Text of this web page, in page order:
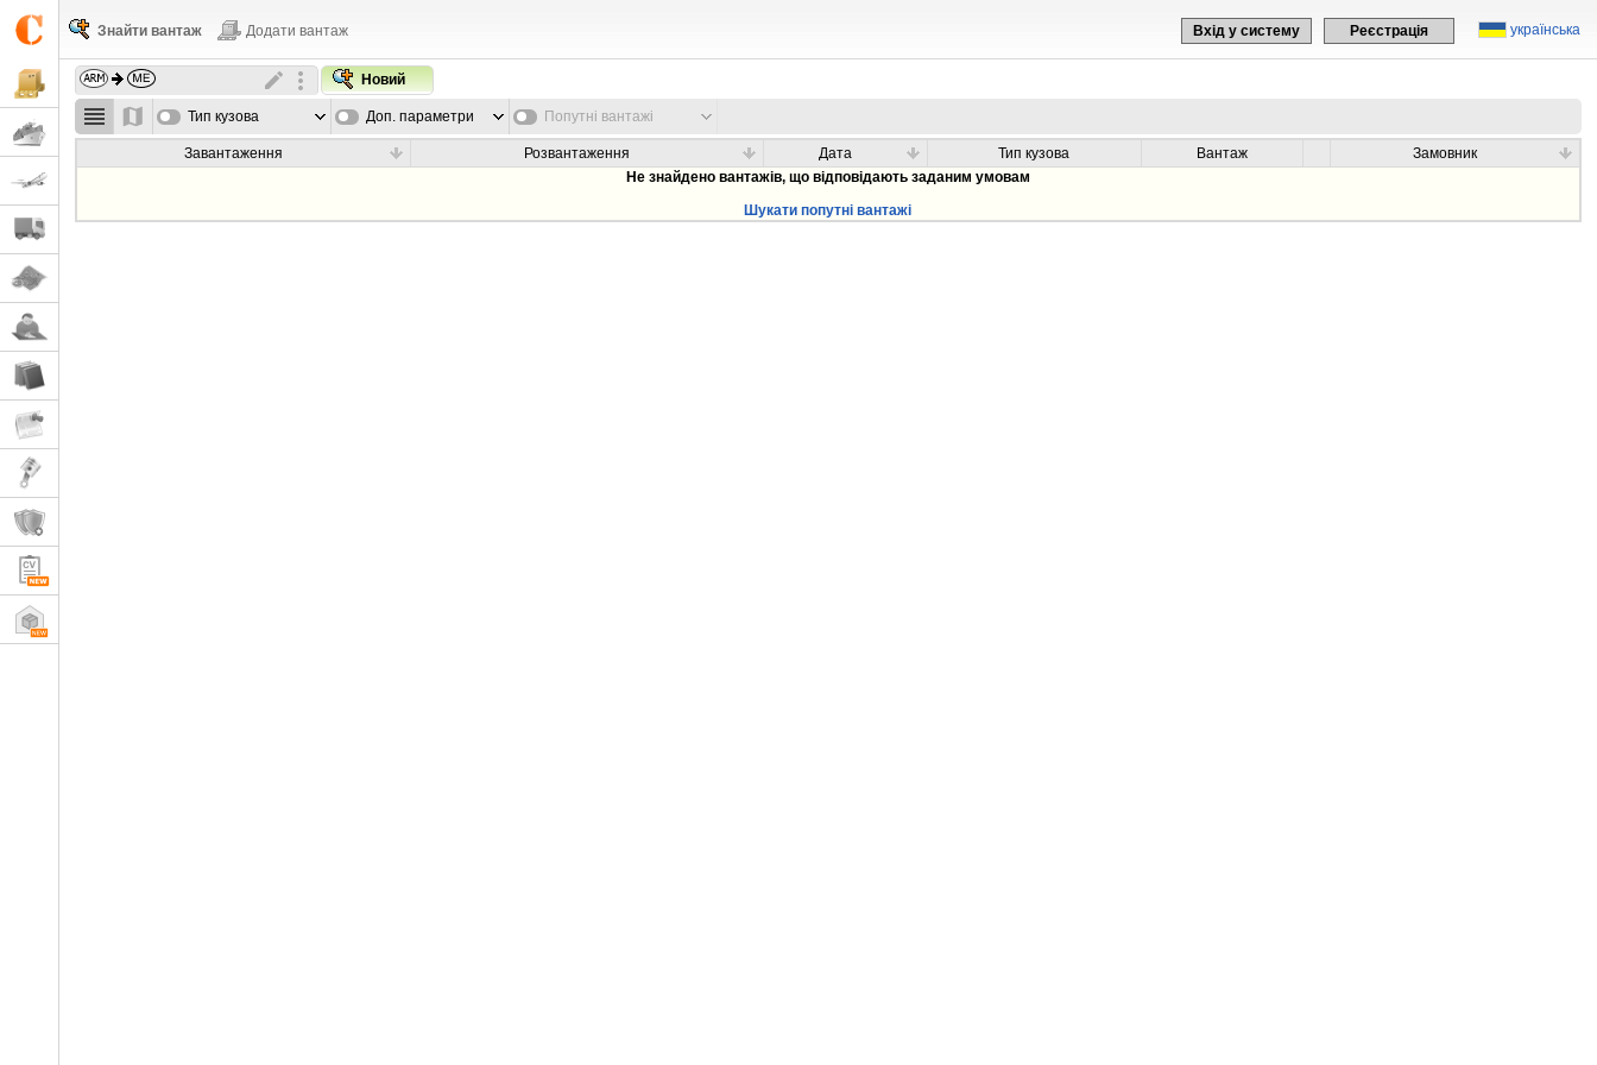
українська
Вхід у систему Реєстрація
Знайти вантаж Додати вантаж
Новий
Тип кузова Доп. параметри Попутні вантажі
Завантаження Розвантаження Дата Тип кузова Вантаж
Замовник
Не знайдено вантажів, що відповідають заданим умовам
Шукати попутні вантажі